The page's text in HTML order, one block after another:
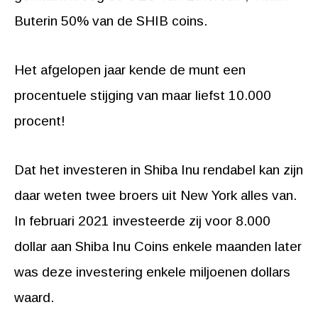
Buterin 50% van de SHIB coins.
Het afgelopen jaar kende de munt een
procentuele stijging van maar liefst 10.000
procent!
Dat het investeren in Shiba Inu rendabel kan zijn
daar weten twee broers uit New York alles van.
In februari 2021 investeerde zij voor 8.000
dollar aan Shiba Inu Coins enkele maanden later
was deze investering enkele miljoenen dollars
waard.